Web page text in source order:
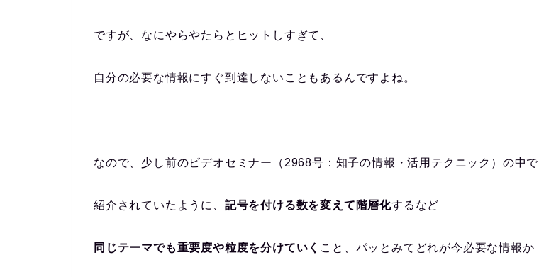
ですが、なにやらやたらとヒットしすぎて、
自分の必要な情報にすぐ到達しないこともあるんですよね。
なので、少し前のビデオセミナー（2968号：知子の情報・活用テクニック）の中で
紹介されていたように、 記号を付ける数を変えて階層化するなど
同じテーマでも重要度や粒度を分けていく こと、パッとみてどれが今必要な情報か